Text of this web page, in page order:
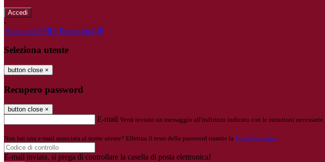
-
Entra con SPID Entra con CIE
Seleziona utente
button close ×
Recupero password
button close ×
E-mail Verrà inviato un messaggio all'indirizzo indicato con le istruzioni necessarie.
Non hai una e-mail associata al nome utente? Effettua il reset della password tramite la Login Spaggiari
E-mail inviata, si prega di controllare la casella di posta elettronica!